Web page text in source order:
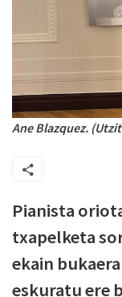
Ane Blazquez.
Pianista
txapelketa
ekain
eskuratu ere